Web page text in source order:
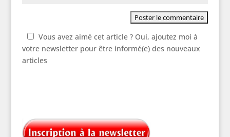
Vous avez aimé cet article ? Oui, ajoutez moi à
votre newsletter pour être informé(e) des nouveaux
articles